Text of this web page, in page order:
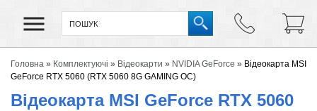
Головна » Комплектуючі » Відеокарти » NVIDIA GeForce » Відеокарта MSI
GeForce RTX 5060 (RTX 5060 8G GAMING OC)
Відеокарта MSI GeForce RTX 5060